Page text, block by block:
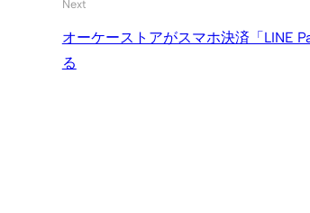
Next
オーケーストアがスマホ決済「LINE
る